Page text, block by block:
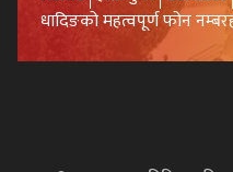
धादिङको महत्वपूर्ण फोन